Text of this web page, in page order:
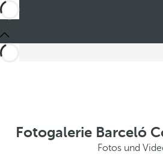
Fotogalerie Barceló
Fotos und